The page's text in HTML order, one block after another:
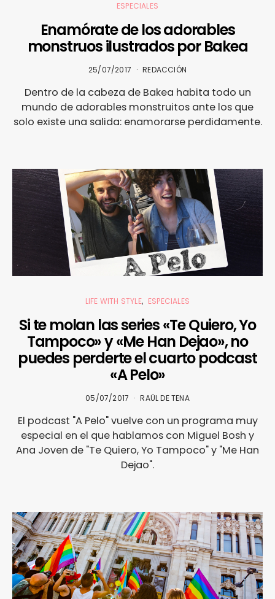
ESPECIALES
Enamórate de los adorables
monstruos ilustrados por Bakea
25/07/2017 REDACCIÓN
Dentro de la cabeza de Bakea habita todo un
mundo de adorables monstruitos ante los que
solo existe una salida: enamorarse perdidamente.
LIFE WITH STYLE ESPECIALES
Si te molan las series «Te Quiero, Yo
Tampoco» y «Me Han Dejao», no
puedes perderte el cuarto podcast
«A Pelo»
05/07/2017 RAÜL DE TENA
El podcast "A Pelo" vuelve con un programa muy
especial en el que hablamos con Miguel Bosh y
Ana Joven de "Te Quiero, Yo Tampoco" y "Me Han
Dejao".